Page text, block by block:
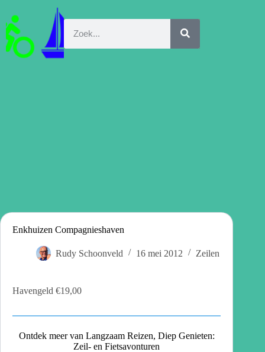
Enkhuizen Compagnieshaven
Rudy Schoonveld 16 mei 2012 Zeilen
Havengeld €19,00
Ontdek meer van Langzaam Reizen, Diep Genieten:
Zeil- en Fietsavonturen